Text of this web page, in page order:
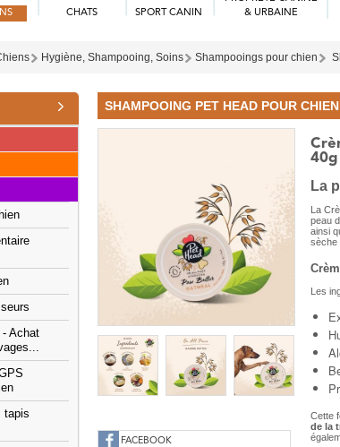
CHATS SPORT CANIN
& URBAINE
Hygiène, Shampooing, Soins Shampooings pour chien
Achat
tapis
SHAMPOOING PET HEAD POUR CHIEN
FACEBOOK
40g
La
La
peau
ainsi
sèche
Les
Cette
de la